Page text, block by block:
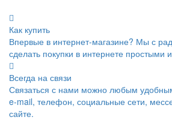
Как купить
Впервые в интернет-магазине? Мы с
сделать покупки в интернете простыми
Всегда на связи
Связаться с нами можно любым
e-mail, телефон, социальные сети,
сайте.